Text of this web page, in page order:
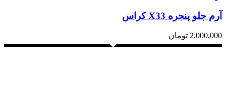
آرم جلو پنجره X33 کراس
2,000,000 تومان